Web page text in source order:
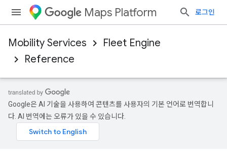
Maps Platform 로그인
Mobility Services
Fleet Engine
Reference
Google은 AI 기술을 사용하여 콘텐츠를 사용자의 기본 언어로 번역합니
다. AI 번역에는 오류가 있을 수 있습니다.